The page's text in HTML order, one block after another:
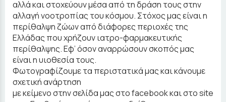
αλλά και στοχεύουν μέσα από τη δράση τους στην
αλλαγή νοοτροπίας του κόσμου. Στόχος μας είναι η
περίθαλψη ζώων από διάφορες περιοχές της
Ελλάδας που χρήζουν ιατρο-φαρμακευτικής
περίθαλψης. Εφ’ όσον αναρρώσουν σκοπός μας
είναι η υιοθεσία τους.
Φωτογραφίζουμε τα περιστατικά μας και κάνουμε
σχετική ανάρτηση
με κείμενο στην σελίδα μας στο facebook και στο site